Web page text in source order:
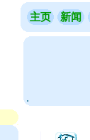
主页 新闻
.